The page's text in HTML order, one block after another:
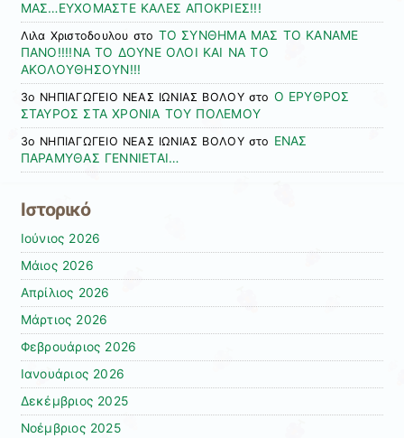
ΜΑΣ…ΕΥΧΟΜΑΣΤΕ ΚΑΛΕΣ ΑΠΟΚΡΙΕΣ!!!
Λιλα Χριστοδουλου στο ΤΟ ΣΥΝΘΗΜΑ ΜΑΣ ΤΟ ΚΑΝΑΜΕ
ΠΑΝΟ!!!!ΝΑ ΤΟ ΔΟΥΝΕ ΟΛΟΙ ΚΑΙ ΝΑ ΤΟ
ΑΚΟΛΟΥΘΗΣΟΥΝ!!!
3ο ΝΗΠΙΑΓΩΓΕΙΟ ΝΕΑΣ ΙΩΝΙΑΣ ΒΟΛΟΥστο Ο ΕΡΥΘΡΟΣ
ΣΤΑΥΡΟΣ ΣΤΑ ΧΡΟΝΙΑ ΤΟΥ ΠΟΛΕΜΟΥ
3ο ΝΗΠΙΑΓΩΓΕΙΟ ΝΕΑΣ ΙΩΝΙΑΣ ΒΟΛΟΥστο ΕΝΑΣ
ΠΑΡΑΜΥΘΑΣ ΓΕΝΝΙΕΤΑΙ…
Ιστορικό
Ιούνιος 2026
Μάιος 2026
Απρίλιος 2026
Μάρτιος 2026
Φεβρουάριος 2026
Ιανουάριος 2026
Δεκέμβριος 2025
Νοέμβριος 2025